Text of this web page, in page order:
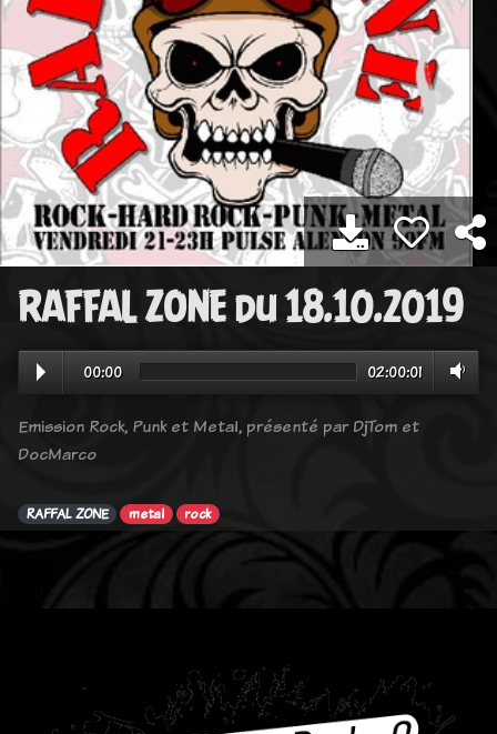
RAFFAL ZONE du 18.10.2019
00:00 02:00:01
Emission Rock, Punk et Metal, présenté par DjTom et
DocMarco
RAFFAL ZONE metal rock